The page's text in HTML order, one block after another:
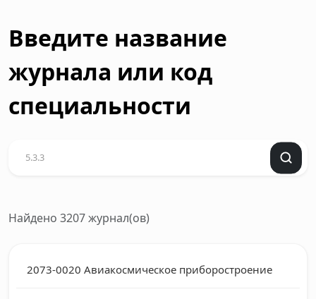
Введите название
журнала или код
специальности
Найдено 3207 журнал(ов)
2073-0020 Авиакосмическое приборостроение